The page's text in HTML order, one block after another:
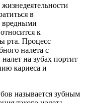
в
вредными
к
рта. Процесс
налета с
на зубах портит
кариеса и
называется зубным